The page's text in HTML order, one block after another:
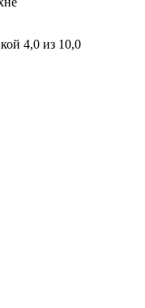
4,0 из 10,0